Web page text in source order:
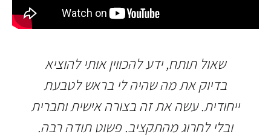
שאול תותח, ידע להכווין אותי להוציא
בדיוק את מה שהיה לי בראש לטבעת
ייחודית. עשה את זה בצורה אישית וחברית
ובלי לחרוג מהתקציב. פשוט תודה רבה.